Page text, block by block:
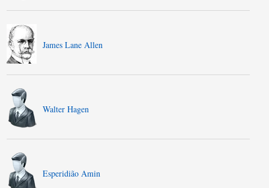
James Lane Allen
Walter Hagen
Esperidião Amin